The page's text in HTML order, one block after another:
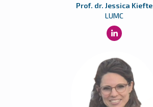
Prof. dr. Jessica Kiefte
LUMC